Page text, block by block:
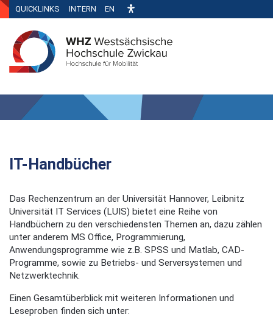
QUICKLINKS INTERN EN
IT-Handbücher
Das Rechenzentrum an der Universität Hannover, Leibnitz
Universität IT Services (LUIS) bietet eine Reihe von
Handbüchern zu den verschiedensten Themen an, dazu zählen
unter anderem MS Office, Programmierung,
Anwendungsprogramme wie z.B. SPSS und Matlab, CAD-
Programme, sowie zu Betriebs- und Serversystemen und
Netzwerktechnik.
Einen Gesamtüberblick mit weiteren Informationen und
Leseproben finden sich unter: